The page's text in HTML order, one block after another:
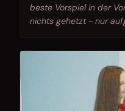
beste Vorspiel in der
nichts gehetzt - nur